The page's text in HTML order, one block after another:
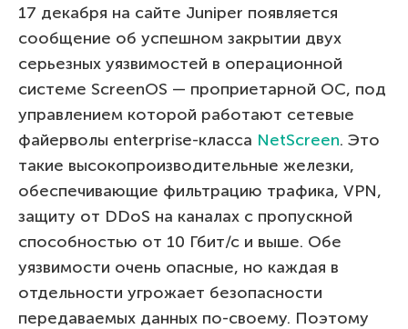
17 декабря на сайте Juniper появляется
сообщение об успешном закрытии двух
серьезных уязвимостей в операционной
системе ScreenOS — проприетарной ОС, под
управлением которой работают сетевые
файерволы enterprise-класса NetScreen. Это
такие высокопроизводительные железки,
обеспечивающие фильтрацию трафика, VPN,
защиту от DDoS на каналах с пропускной
способностью от 10 Гбит/с и выше. Обе
уязвимости очень опасные, но каждая в
отдельности угрожает безопасности
передаваемых данных по-своему. Поэтому